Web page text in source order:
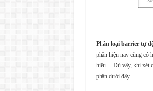
Phân loại barrier tự
phần hiện nay cũng có
hiệu… Dù vậy, khi xét
phận dưới đây.